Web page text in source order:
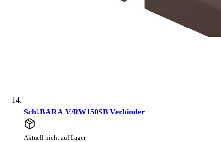
Schl.BARA V/RW150SB Verbinder
Aktuell nicht auf Lager